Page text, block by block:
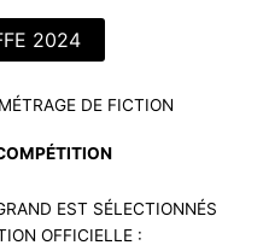
2024
DE FICTION
EST SÉLECTIONNÉS
OFFICIELLE :